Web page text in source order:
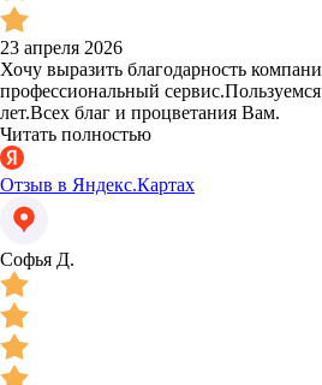
23 апреля 2026
Хочу выразить благодарность
профессиональный
лет.Всех благ и процветания Вам.
Читать полностью
Отзыв в Яндекс.Картах
Софья Д.